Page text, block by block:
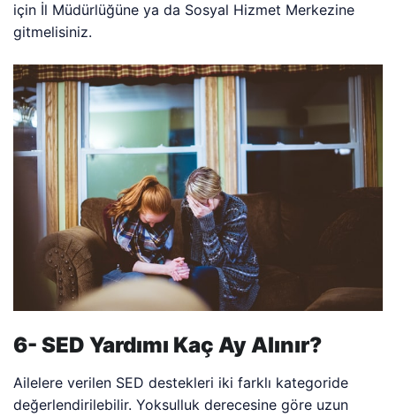
için İl Müdürlüğüne ya da Sosyal Hizmet Merkezine
gitmelisiniz.
6- SED Yardımı Kaç Ay Alınır?
Ailelere verilen SED destekleri iki farklı kategoride
değerlendirilebilir. Yoksulluk derecesine göre uzun